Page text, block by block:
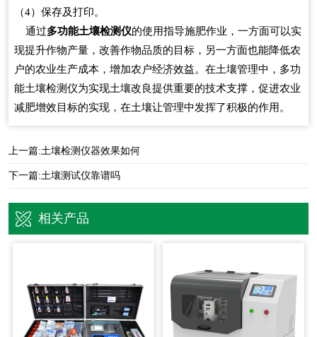
（4）保存及打印。
通过多功能土壤检测仪的使用指导施肥作业，一方面可以实
现提升作物产量，改善作物品质的目标，另一方面也能降低农
户的农业生产成本，增加农户经济效益。在土壤管理中，多功
能土壤检测仪为实现土壤改良提供重要的技术支撑，促进农业
减肥增效目标的实现，在土壤让管理中发挥了积极的作用。
上一篇:土壤检测仪器效果如何
下一篇:土壤测试仪靠谱吗
相关产品